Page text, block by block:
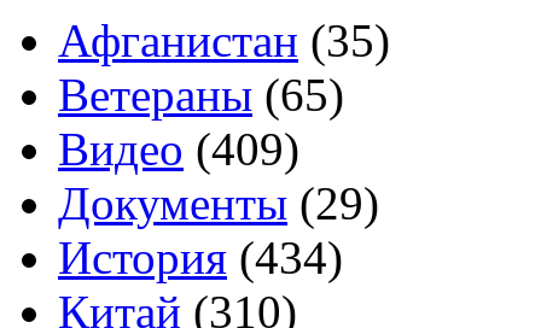
Афганистан (35)
Ветераны (65)
Видео (409)
Документы (29)
История (434)
Китай (310)